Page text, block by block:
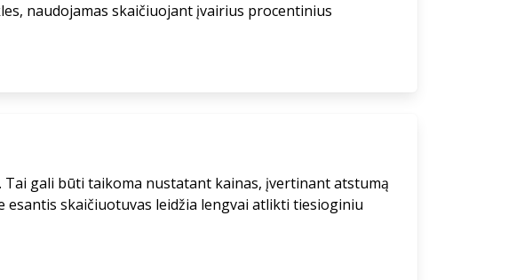
naudojamas skaičiuojant įvairius procentinius
gali būti taikoma nustatant kainas, įvertinant atstumą
skaičiuotuvas leidžia lengvai atlikti tiesioginiu